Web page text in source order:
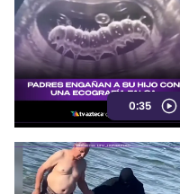
0:35